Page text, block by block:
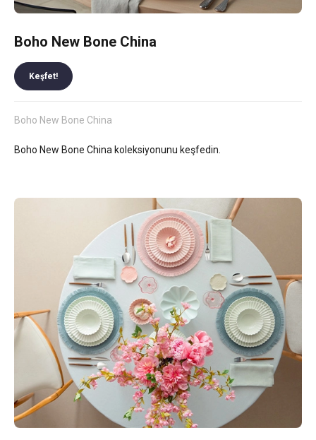
Boho New Bone China
Keşfet!
Boho New Bone China
Boho New Bone China koleksiyonunu keşfedin.